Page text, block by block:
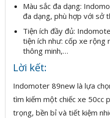
Màu sắc đa dạng:
đa dạng, phù hợp với sở
Tiện ích đầy đủ:
tiện ích như: cốp xe rộng
thông minh,…
Lời kết:
Indomoter 89new là lựa
tìm kiếm một chiếc xe 50cc
trọng, bền bỉ và tiết kiệm